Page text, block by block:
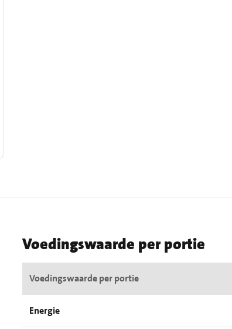
Voedingswaarde per portie
Voedingswaarde per portie
Energie